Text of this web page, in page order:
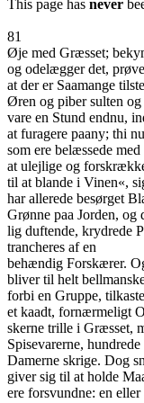
This page has never
81
Øje med Græsset;
og odelægger det,
at der er Saamange
Øren og piber sulten
vare en Stund endnu,
at furagere paany; thi
som ere belæssede
at ulejlige og
til at blande i Vinen«,
har allerede besørget
Grønne paa Jorden,
lig duftende, krydrede
trancheres af en
behændig Forskærer.
bliver til helt
forbi en Gruppe,
et kaadt, fornærmeligt
skerne trille i Græsset,
Spisevarerne,
Damerne skrige. Dog
giver sig til at holde
ere forsvundne: en